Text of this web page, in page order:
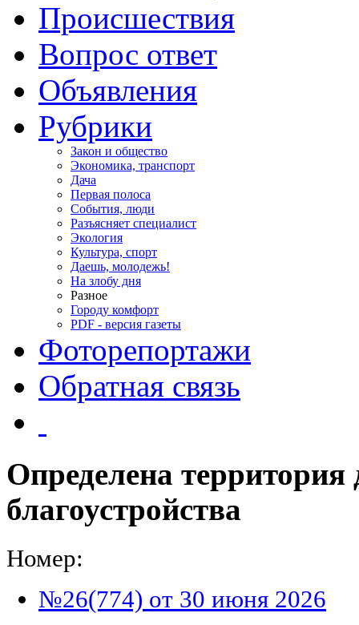
Происшествия
Вопрос ответ
Объявления
Рубрики
Закон и общество
Экономика, транспорт
Дача
Первая полоса
События, люди
Разъясняет специалист
Экология
Культура, спорт
Даешь, молодежь!
На злобу дня
Разное
Городу комфорт
PDF - версия газеты
Фоторепортажи
Обратная связь
Определена территория
благоустройства
Номер:
№26(774) от 30 июня 2026